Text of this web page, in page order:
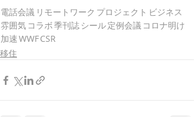
電話会議 リモートワーク プロジェクト ビジネス
雰囲気 コラボ季刊誌 シール定例会議 コロナ明け
加速WWFCSR
移住